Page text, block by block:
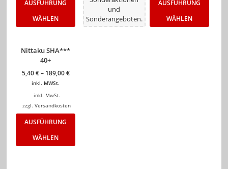
AUSFÜHRUNG
WÄHLEN
und
Sonderangeboten.
AUSFÜHRUNG
WÄHLEN
Nittaku SHA***
40+
5,40€– 189,00€
inkl. MWSt.
inkl. MwSt.
zzgl.Versandkosten
AUSFÜHRUNG
WÄHLEN